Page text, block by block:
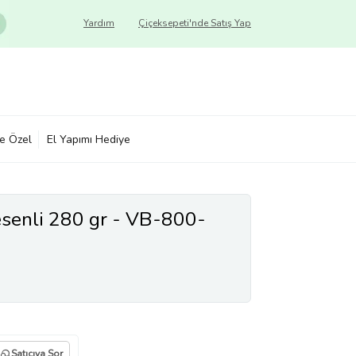
Çiçeksepeti'nde Satış Yap
Yardım
Özel El Yapımı Hediye
280 gr - VB-800-